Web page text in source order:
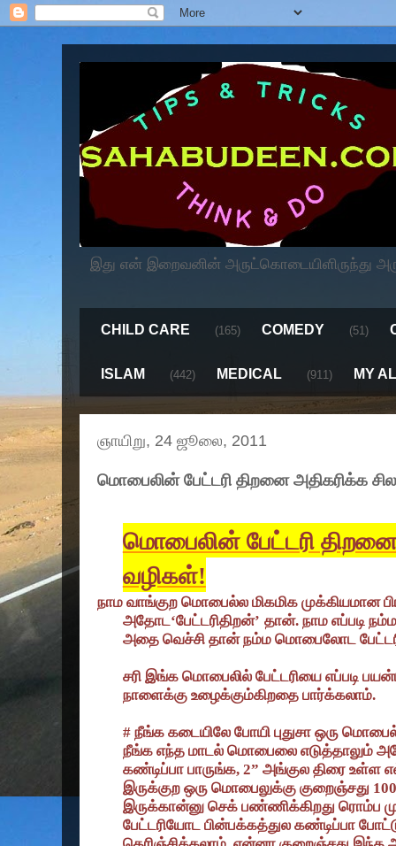
இது என் இறைவனின் அருட்கொடையிளிருந்து
CHILD CARE (165) COMEDY (51)
ISLAM (442) MEDICAL (911) MY
ஞாயிறு, 24 ஜூலை, 2011
மொபைலின் பேட்டரி திறனை அதிகரிக்க
மொபைலின் பேட்டரி திறனை
வழிகள்!
நாம வாங்குற மொபைல்ல மிகமிக முக்கியமான
அதோட‘பேட்டரிதிறன்’ தான். நாம எப்படி
அதை வெச்சி தான் நம்ம மொபைலோட
சரி இங்க மொபைலில் பேட்டரியை எப்படி
நாளைக்கு உழைக்கும்கிறதை பார்க்கலாம்.
# நீங்க கடையிலே போயி புதுசா ஒரு
நீங்க எந்த மாடல் மொபைலை எடுத்தாலும்
கண்டிப்பா பாருங்க, 2” அங்குல திரை உள்ள
இருக்குற ஒரு மொபைலுக்கு குறைஞ்சது
இருக்கான்னு செக் பண்ணிக்கிறது ரொம்ப
பேட்டரியோட பின்பக்கத்துல கண்டிப்பா